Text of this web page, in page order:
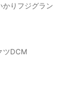
かり フジグラン
ツDCM